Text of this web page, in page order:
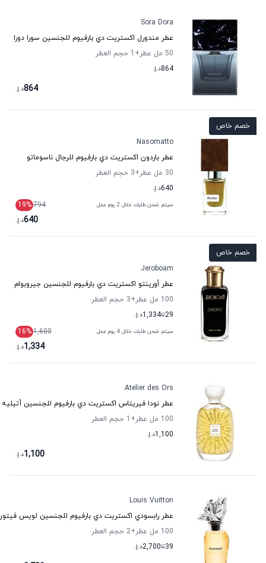
Sora Dora
عطر مندورل اكستريت دي بارفيوم للجنسين سورا دورا
50 مل عطر
+1
حجم العطر
864د.إ.
864د.إ.
خصم خاص
Nasomatto
عطر باردون اكستريت دي بارفيوم للرجال ناسوماتو
30 مل عطر
+3
حجم العطر
640د.إ.
سيتم شحن طلبك خلال 2 يوم عمل 794
19%
640د.إ.
خصم خاص
Jeroboam
عطر أورينتو اكستريت دي بارفيوم للجنسين جيروبوام
100 مل عطر
+3
حجم العطر
29تا1,334د.إ.
سيتم شحن طلبك خلال 4 يوم عمل 1,600
16%
1,334د.إ.
Atelier des Ors
عطر نودا فيريتاس اكستريت دي بارفيوم للجنسين
100 مل عطر
+1
حجم العطر
1,100د.إ.
1,100د.إ.
Louis Vuitton
عطر رابسودي اكستريت دي بارفيوم للجنسين لويس
100 مل عطر
+2
حجم العطر
39تا2,700د.إ.